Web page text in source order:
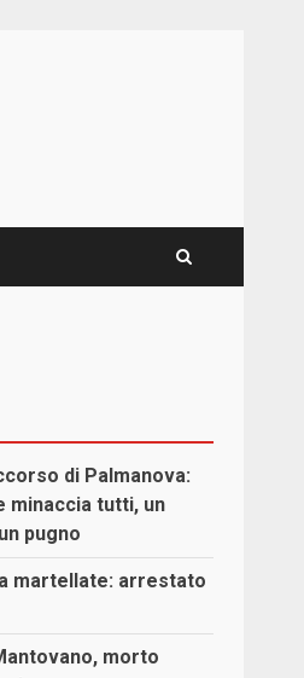
di Palmanova:
minaccia tutti, un
pugno
martellate: arrestato
morto